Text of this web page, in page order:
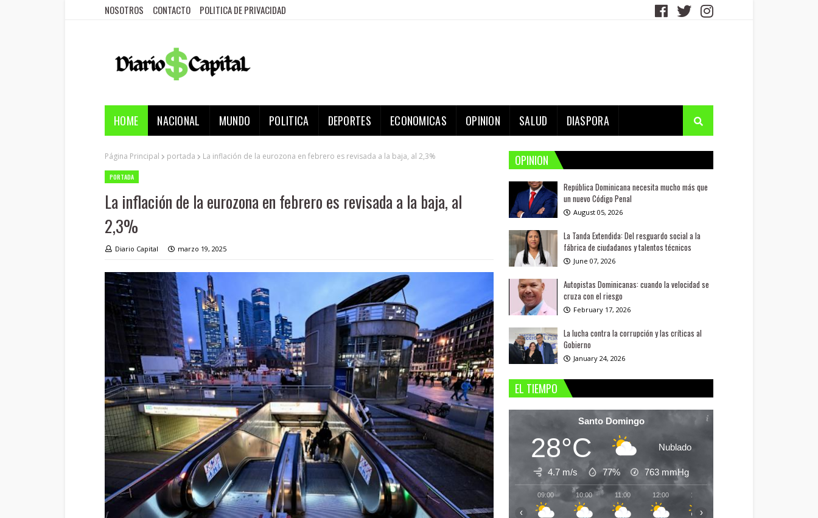
NOSOTROS CONTACTO POLITICA DE PRIVACIDAD
HOME NACIONAL MUNDO POLITICA DEPORTES ECONOMICAS OPINION SALUD DIASPORA
Página Principal portada La inflación de la eurozona en febrero es revisada a la baja, al 2,3%
PORTADA
La inflación de la eurozona en febrero es revisada a la baja, al
2,3%
Diario Capital marzo 19, 2025
OPINION
República Dominicana necesita mucho más que
un nuevo Código Penal
August 05, 2026
La Tanda Extendida: Del resguardo social a la
fábrica de ciudadanos y talentos técnicos
June 07, 2026
Autopistas Dominicanas: cuando la velocidad se
cruza con el riesgo
February 17, 2026
La lucha contra la corrupción y las críticas al
Gobierno
January 24, 2026
EL TIEMPO
Santo Domingo
28°C Nublado
4.7 m/s 77% 763 mmHg
09:00 10:00 11:00 12:00 13:00
‹ ›